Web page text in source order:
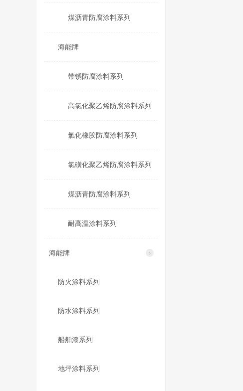
煤沥青防腐涂料系列
海能牌
带锈防腐涂料系列
高氯化聚乙烯防腐涂料系列
氯化橡胶防腐涂料系列
氯磺化聚乙烯防腐涂料系列
煤沥青防腐涂料系列
耐高温涂料系列
海能牌
防火涂料系列
防水涂料系列
船舶漆系列
地坪涂料系列